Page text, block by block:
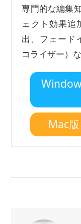
専門的な編集
ェクト効果追
出、フェード
コライザー）
Mac